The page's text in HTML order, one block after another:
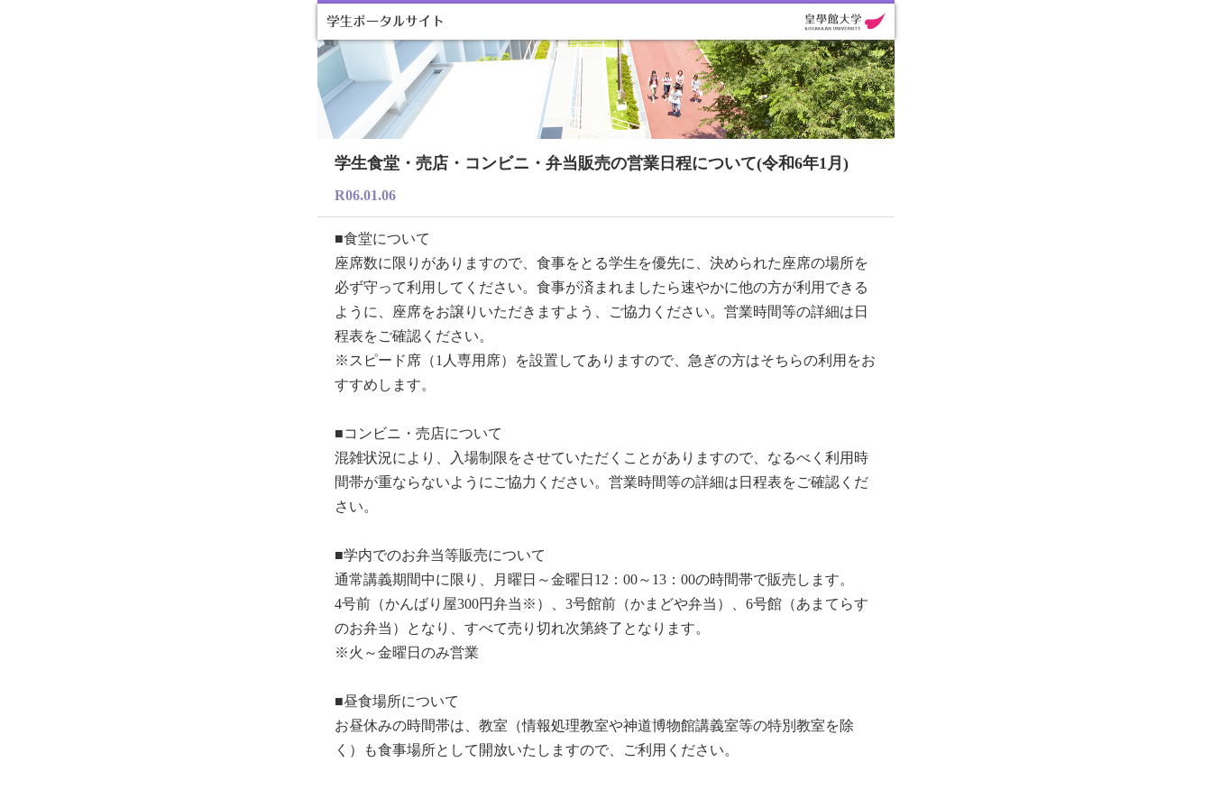
学生食堂・売店・コンビニ・弁当販売の営業日程について(令和6年1月)
R06.01.06
■食堂について
座席数に限りがありますので、食事をとる学生を優先に、決められた座席の場所を
必ず守って利用してください。食事が済まれましたら速やかに他の方が利用できる
ように、座席をお譲りいただきますよう、ご協力ください。営業時間等の詳細は日
程表をご確認ください。
※スピード席（1人専用席）を設置してありますので、急ぎの方はそちらの利用をお
すすめします。
■コンビニ・売店について
混雑状況により、入場制限をさせていただくことがありますので、なるべく利用時
間帯が重ならないようにご協力ください。営業時間等の詳細は日程表をご確認くだ
さい。
■学内でのお弁当等販売について
通常講義期間中に限り、月曜日～金曜日12：00～13：00の時間帯で販売します。
4号前（かんばり屋300円弁当※）、3号館前（かまどや弁当）、6号館（あまてらす
のお弁当）となり、すべて売り切れ次第終了となります。
※火～金曜日のみ営業
■昼食場所について
お昼休みの時間帯は、教室（情報処理教室や神道博物館講義室等の特別教室を除
く）も食事場所として開放いたしますので、ご利用ください。